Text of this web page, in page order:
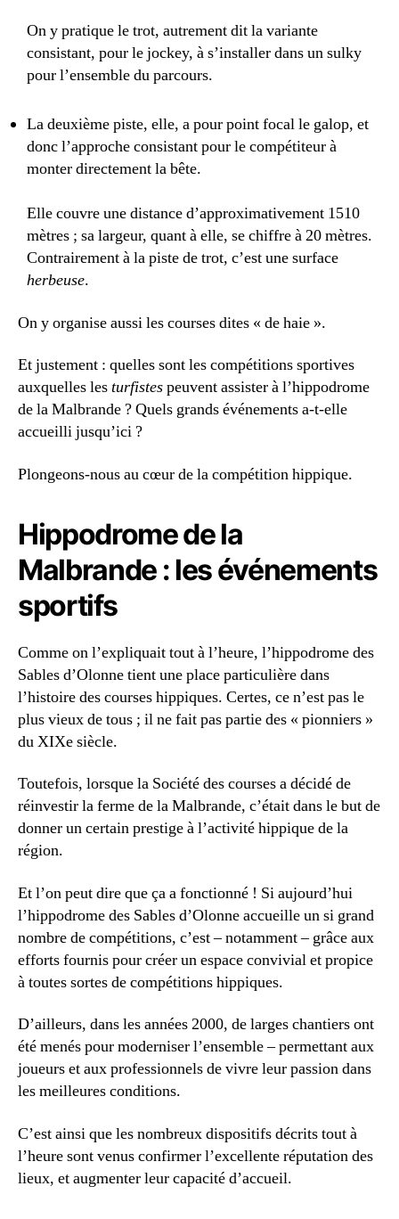
On y pratique le trot, autrement dit la variante
consistant, pour le jockey, à s’installer dans un sulky
pour l’ensemble du parcours.
La deuxième piste, elle, a pour point focal le galop, et
donc l’approche consistant pour le compétiteur à
monter directement la bête.
Elle couvre une distance d’approximativement 1510
mètres ; sa largeur, quant à elle, se chiffre à 20 mètres.
Contrairement à la piste de trot, c’est une surface
herbeuse.
On y organise aussi les courses dites « de haie ».
Et justement : quelles sont les compétitions sportives
auxquelles lesturfistespeuvent assister à l’hippodrome
de la Malbrande ? Quels grands événements a-t-elle
accueilli jusqu’ici ?
Plongeons-nous au cœur de la compétition hippique.
Hippodrome de la
Malbrande : les événements
sportifs
Comme on l’expliquait tout à l’heure, l’hippodrome des
Sables d’Olonne tient une place particulière dans
l’histoire des courses hippiques. Certes, ce n’est pas le
plus vieux de tous ; il ne fait pas partie des « pionniers »
du XIXe siècle.
Toutefois, lorsque la Société des courses a décidé de
réinvestir la ferme de la Malbrande, c’était dans le but de
donner un certain prestige à l’activité hippique de la
région.
Et l’on peut dire que ça a fonctionné ! Si aujourd’hui
l’hippodrome des Sables d’Olonne accueille un si grand
nombre de compétitions, c’est – notamment – grâce aux
efforts fournis pour créer un espace convivial et propice
à toutes sortes de compétitions hippiques.
D’ailleurs, dans les années 2000, de larges chantiers ont
été menés pour moderniser l’ensemble – permettant aux
joueurs et aux professionnels de vivre leur passion dans
les meilleures conditions.
C’est ainsi que les nombreux dispositifs décrits tout à
l’heure sont venus confirmer l’excellente réputation des
lieux, et augmenter leur capacité d’accueil.